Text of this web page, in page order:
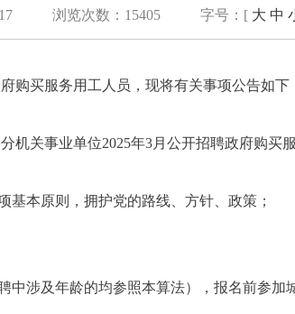
浏览次数： 15405 字号：[ 大 中
购买服务用工人员，现将有关事项公告如下
机关事业单位2025年3月公开招聘政府购买
本原则，拥护党的路线、方针、政策；
中涉及年龄的均参照本算法），报名前参